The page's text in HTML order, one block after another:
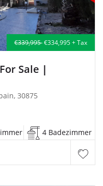
€339,995€334,995 + Tax
Sale |
30875
4 Badezimmer